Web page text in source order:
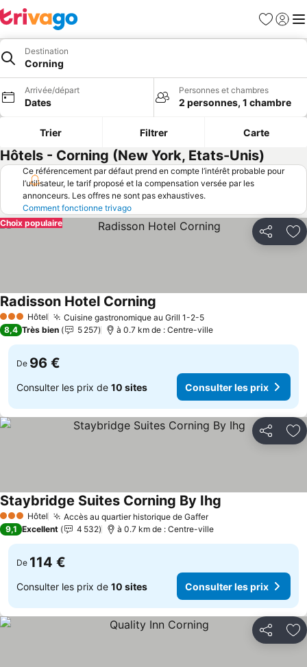
Favoris
Se
Destination
Corning
Arrivée/départ
Dates
Personnes et chambres
2 personnes, 1 chambre
Trier Filtrer Carte
Hôtels - Corning (New York, Etats-Unis)
Ce référencement par défaut prend en compte l’intérêt probable pour
l’utilisateur, le tarif proposé et la compensation versée par les
annonceurs. Les offres ne sont pas exhaustives.
Comment fonctionne trivago
Partager
Choix populaire
3 ÉtoilesHôtel Cuisine gastronomique au Grill 1-2-5Consulter les prix
Radisson Hotel Corning
8,4 Très bien 5 257 à 0.7 km de : Centre-ville
De 96 €
Consulter les prix de 10 sites Consulter les prix
Partager
3 ÉtoilesHôtel Accès au quartier historique de GafferConsulter les prix
Staybridge Suites Corning By Ihg
9,1 Excellent 4 532 à 0.7 km de : Centre-ville
De 114 €
Consulter les prix de 10 sites Consulter les prix
Partager